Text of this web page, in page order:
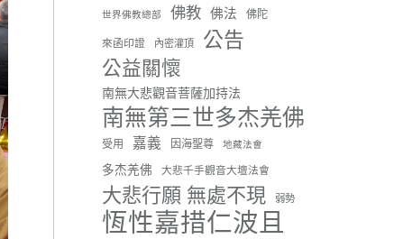
世界佛教正心會
June 22, 2026, 10:11 AM
[世界佛教正心會 新聞報導]
正心會行善列車開向花蓮基
隆， 關心榮民、榮眷及遺孤！
#正心會
#新北記者職業工會
#基隆榮服處
#花蓮榮家
世界佛教總部 佛教 佛法 佛陀
來函印證 內密灌頂 公告
公益關懷
南無大悲觀音菩薩加持法
南無第三世多杰羌佛
受用 嘉義 因海聖尊 地藏法會
多杰羌佛 大悲千手觀音大壇法會
大悲行願 無處不現 弱勢
恆性嘉措仁波且